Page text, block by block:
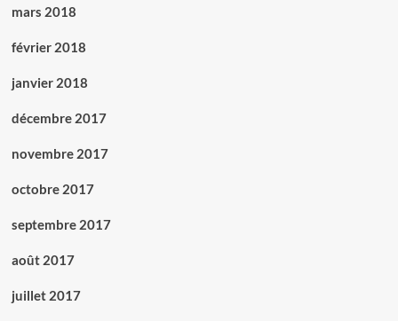
mars 2018
février 2018
janvier 2018
décembre 2017
novembre 2017
octobre 2017
septembre 2017
août 2017
juillet 2017